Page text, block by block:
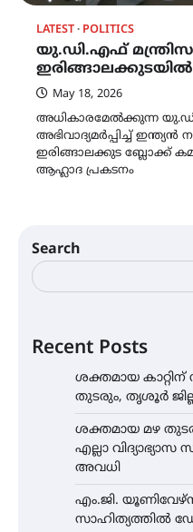
LATEST POLITICS
യു.ഡി.എഫ്
May 18, 2026
അധികാരമേൽക്കുന്ന
അഭിവാദ്യമർപ്പിച്ച്
ഇരിങ്ങാലക്കുട ബ്ലോക്ക്
ആഹ്ലാദ പ്രകടനം
Search
Recent Posts
ശക്തമായ കാറ്റിന്
തുടരും, തൃശൂർ
ശക്തമായ മഴ
എല്ലാ
അവധി
എം.ജി.
സാഹിത്യത്തിൽ